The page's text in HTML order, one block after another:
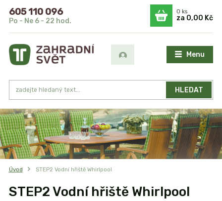
Menu
HLEDAT
605 110 096
Po - Ne 6 - 22 hod.
0ks
za 0,00 Kč
Úvod STEP2 Vodní hřiště Whirlpool
STEP2 Vodní hřiště Whirlpool